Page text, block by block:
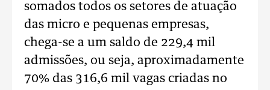
somados todos os setores de atuação
das micro e pequenas empresas,
chega-se a um saldo de 229,4 mil
admissões, ou seja, aproximadamente
70% das 316,6 mil vagas criadas no